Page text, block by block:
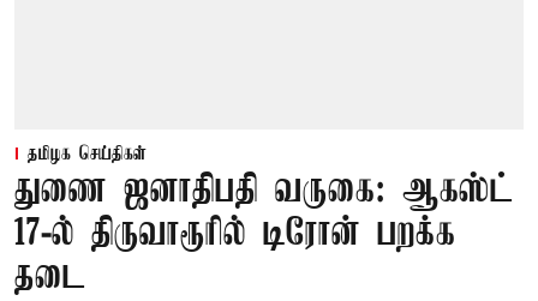
தமிழக செய்திகள்
துணை ஜனாதிபதி வருகை: ஆகஸ்ட்
17-ல் திருவாரூரில் டிரோன் பறக்க
தடை